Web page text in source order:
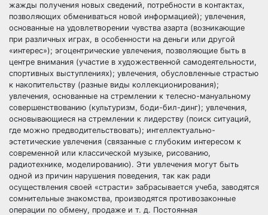
жажды получения новых сведений, потребности в контактах,
позволяющих обмениваться новой информацией); увлечения,
основанные на удовлетворении чувства азарта (возникающие
при различных играх, в особенности на деньги или другой
«интерес»); эгоцентрические увлечения, позволяющие быть в
центре внимания (участие в художественной самодеятельности,
спортивных выступлениях); увлечения, обусловленные страстью
к накопительству (разные виды коллекционирования);
увлечения, основанные на стремлении к телесно-мануальному
совершенствованию (культуризм, боди-бил-динг); увлечения,
основывающиеся на стремлении к лидерству (поиск ситуаций,
где можно предводительствовать); интеллектуально-
эстетические увлечения (связанные с глубоким интересом к
современной или классической музыке, рисованию,
радиотехнике, моделированию). Эти увлечения могут быть
одной из причин нарушения поведения, так как ради
осуществления своей «страсти» забрасывается учеба, заводятся
сомнительные знакомства, производятся противозаконные
операции по обмену, продаже и т. д. Постоянная